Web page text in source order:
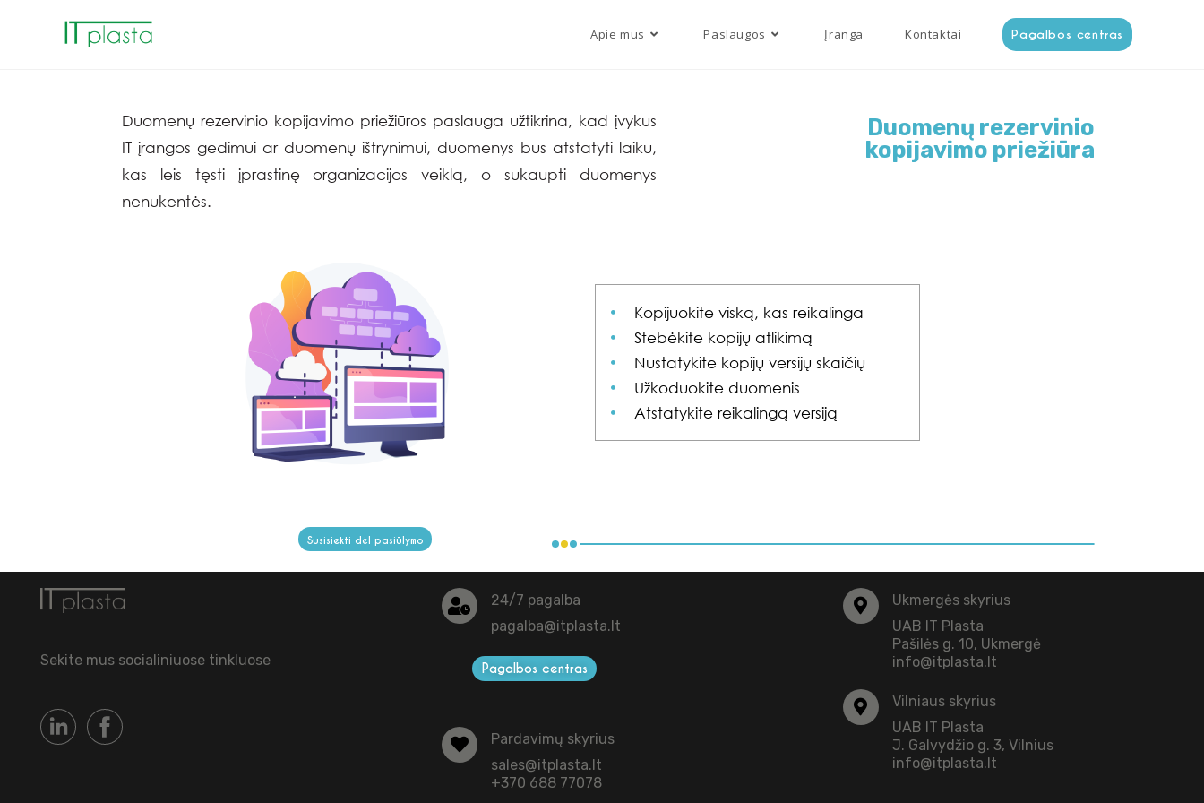
Apie mus Paslaugos Įranga Kontaktai Pagalbos centras
Duomenų rezervinio kopijavimo priežiūros paslauga užtikrina, kad įvykus
IT įrangos gedimui ar duomenų ištrynimui, duomenys bus atstatyti laiku,
kas leis tęsti įprastinę organizacijos veiklą, o sukaupti duomenys
nenukentės.
Duomenų rezervinio
kopijavimo priežiūra
Kopijuokite viską, kas reikalinga
Stebėkite kopijų atlikimą
Nustatykite kopijų versijų skaičių
Užkoduokite duomenis
Atstatykite reikalingą versiją
Susisiekti dėl pasiūlymo
Sekite mus socialiniuose tinkluose
24/7 pagalba
pagalba@itplasta.lt
Pagalbos centras
Pardavimų skyrius
sales@itplasta.lt
+370 688 77078
Ukmergės skyrius
UAB IT Plasta
Pašilės g. 10, Ukmergė
info@itplasta.lt
Vilniaus skyrius
UAB IT Plasta
J. Galvydžio g. 3, Vilnius
info@itplasta.lt